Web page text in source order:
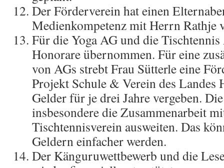
Der Förderverein hat einen
Medienkompetenz mit Herrn Rathje
Für die Yoga AG und die
Honorare übernommen. Für eine
von AGs strebt Frau Sütterle eine
Projekt Schule & Verein des Landes
Gelder für je drei Jahre vergeben.
insbesondere die Zusammenarbeit
Tischtennisverein ausweiten. Das
Geldern einfacher werden.
Der Känguruwettbewerb und die